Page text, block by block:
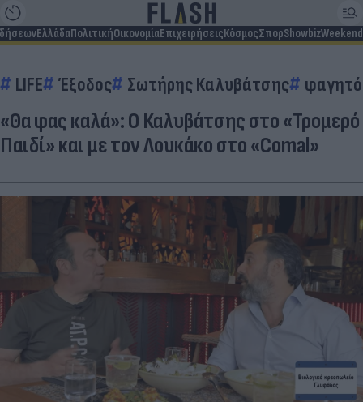
ΕλλάδαΠολιτικήΟικονομίαΕπιχειρήσειςΚόσμοςΣπορShowbizWeekend
LIFE Έξοδος Σωτήρης Καλυβάτσης φαγητό
«Θα φας καλά»: Ο Καλυβάτσης στο «Τρομερό
Παιδί» και με τον Λουκάκο στο «Comal»